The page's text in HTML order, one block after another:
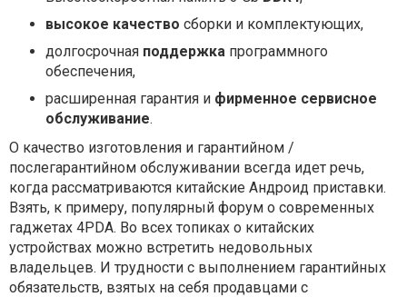
высокое качество сборки и комплектующих,
долгосрочная поддержка программного
обеспечения,
расширенная гарантия и фирменное сервисное
обслуживание.
О качество изготовления и гарантийном /
послегарантийном обслуживании всегда идет речь,
когда рассматриваются китайские Андроид приставки.
Взять, к примеру, популярный форум о современных
гаджетах 4PDA. Во всех топиках о китайских
устройствах можно встретить недовольных
владельцев. И трудности с выполнением гарантийных
обязательств, взятых на себя продавцами с